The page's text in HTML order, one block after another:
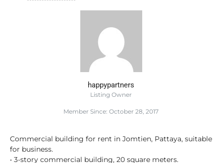
happypartners
Listing Owner
Member Since: October 28, 2017
Commercial building for rent in Jomtien, Pattaya, suitable
for business.
• 3-story commercial building, 20 square meters.